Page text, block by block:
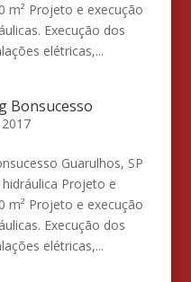
m² Projeto e execução
Execução dos
elétricas,...
Bonsucesso
Guarulhos, SP
Projeto e
m² Projeto e execução
Execução dos
elétricas,...